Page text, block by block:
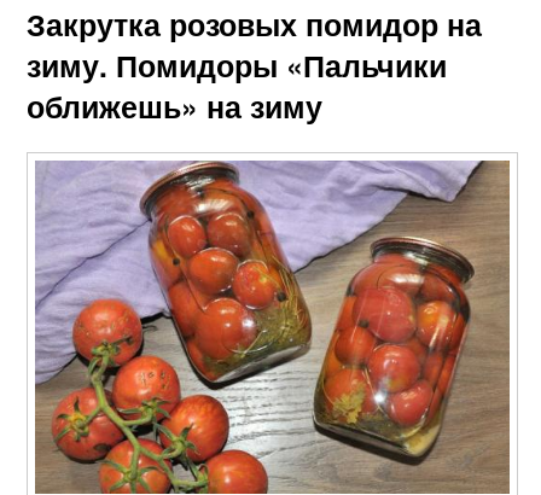
Закрутка розовых помидор на
зиму. Помидоры «Пальчики
оближешь» на зиму